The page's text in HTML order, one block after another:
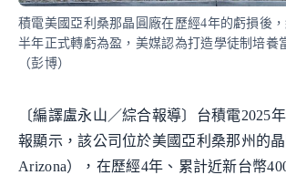
積電美國亞利桑那晶圓廠在歷經4年的虧損後
半年正式轉虧為盈，美媒認為打造學徒制培養
（彭博）
〔編譯盧永山／綜合報導〕台積電2025
報顯示，該公司位於美國亞利桑那州的
Arizona），在歷經4年、累計近新台幣